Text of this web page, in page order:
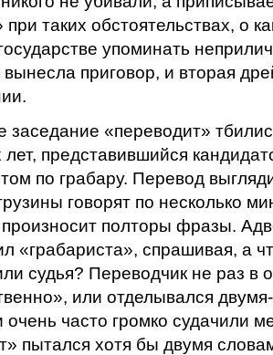
таких обстоятельствах, о
упоминать
вынесла приговор, и вторая
заседание «переводит»
лет, представившийся
по грабару. Перевод
говорят по несколько
полторы фразы.
«грабариста», спрашивая, а
судья? Переводчик не раз в
или отделывался
очень часто громко судачили
пытался хотя бы двумя